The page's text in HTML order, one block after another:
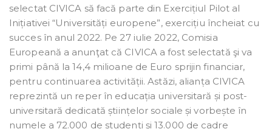
selectat CIVICA să facă parte din Exercițiul Pilot al
Inițiativei “Universități europene”, exercițiu încheiat cu
succes în anul 2022. Pe 27 iulie 2022, Comisia
Europeană a anunţat că CIVICA a fost selectată şi va
primi până la 14,4 milioane de Euro sprijin financiar,
pentru continuarea activității. Astăzi, alianța CIVICA
reprezintă un reper în educația universitară și post-
universitară dedicată științelor sociale și vorbește în
numele a 72.000 de studenți și 13.000 de cadre